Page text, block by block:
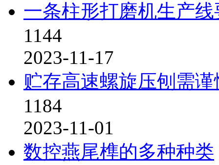
一条柱形打磨机生产
1144
2023-11-17
贮存高速螺旋压刨需谨
1184
2023-11-01
数控燕尾榫的多种种类